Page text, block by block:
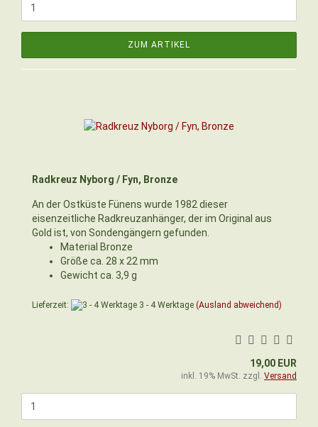
ZUM ARTIKEL
Radkreuz Nyborg / Fyn, Bronze
An der Ostküste Fünens wurde 1982 dieser
eisenzeitliche Radkreuzanhänger, der im Original aus
Gold ist, von Sondengängern gefunden.
Material Bronze
Größe ca. 28 x 22 mm
Gewicht ca. 3,9 g
Lieferzeit: 3 - 4 Werktage (Ausland abweichend)
19,00 EUR
inkl. 19% MwSt. zzgl. Versand